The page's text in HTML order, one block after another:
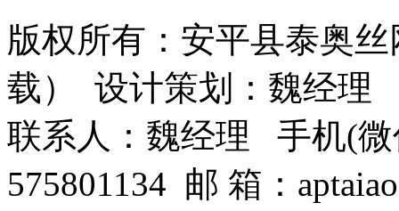
版权所有：安平县泰奥
载） 设计策划：魏经理
联系人：魏经理 手机(微
575801134 邮 箱：